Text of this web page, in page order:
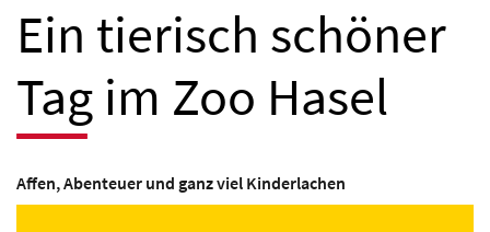
Ein tierisch schöner
Tag im Zoo Hasel
Affen, Abenteuer und ganz viel Kinderlachen